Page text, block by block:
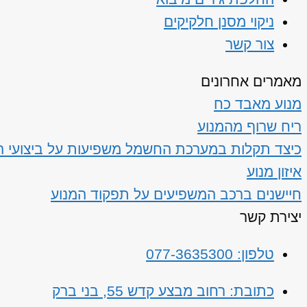
ניקוי מסנן חלקיקים
צור קשר
מאמרים אחרונים
מנוע מאבד כח
ריח שרוף מהמנוע
כיצד תקלות במערכת החשמל משפיעות על ביצועי
איזון מנוע
חיישנים ברכב המשפיעים על תפקוד המנוע
יצירת קשר
טלפון: 077-3635300
כתובת: רחוב מבצע קדש 55, בני ברק